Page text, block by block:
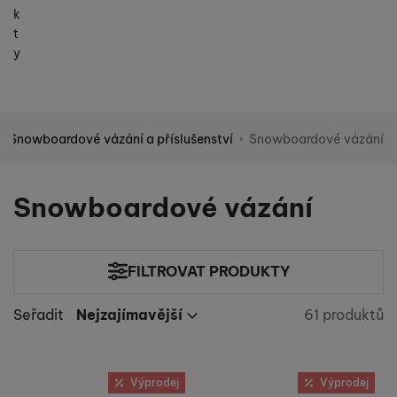
k
t
y
Snowboardové vázání a příslušenství Snowboardové vázání
Snowboardové vázání
Seřadit
Nejzajímavější
Nejdražší
Nejvíc zlevněné
Nejzajímavější Nalezeno
61 produktů
FILTROVAT PRODUKTY
Cena(Kč)
Určeno proVýprodej
Výprodej